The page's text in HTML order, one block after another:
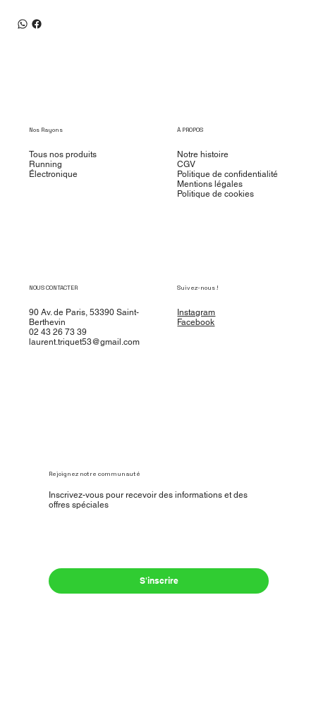
Nos Rayons
Tous nos produits
Running
Électronique
À PROPOS
Notre histoire
CGV
Politique de confidentialité
Mentions légales
Politique de cookies
NOUS CONTACTER
90 Av. de Paris, 53390 Saint-
Berthevin
02 43 26 73 39
laurent.triquet53@gmail.com
Suivez-nous !
Instagram
Facebook
Rejoignez notre communauté
Inscrivez-vous pour recevoir des informations et des
offres spéciales
S'inscrire